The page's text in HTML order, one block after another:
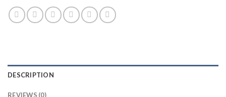
DESCRIPTION
REVIEWS (0)